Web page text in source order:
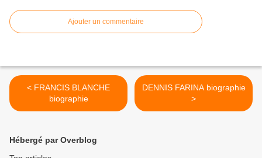
Ajouter un commentaire
< FRANCIS BLANCHE
biographie
DENNIS FARINA biographie
>
Hébergé par Overblog